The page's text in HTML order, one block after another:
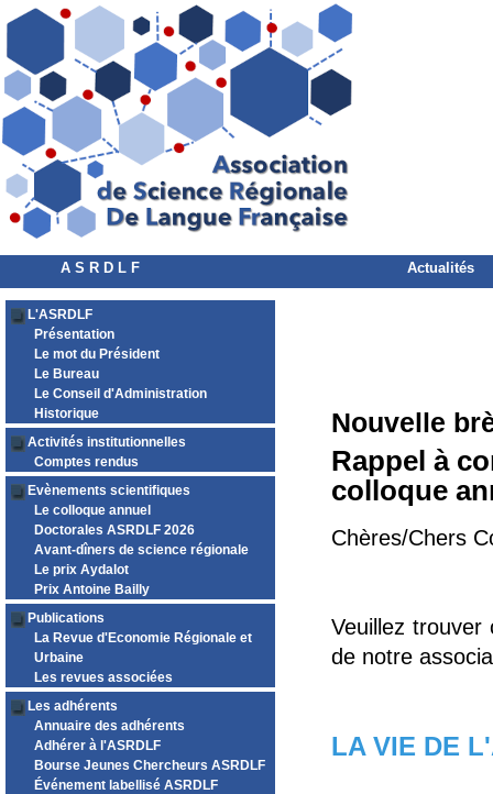
A S R D L F Actualités
L'ASRDLF
Présentation
Le mot du Président
Le Bureau
Le Conseil d'Administration
Historique
Activités institutionnelles
Comptes rendus
Evènements scientifiques
Le colloque annuel
Doctorales ASRDLF 2026
Avant-dîners de science régionale
Le prix Aydalot
Prix Antoine Bailly
Publications
La Revue d'Economie Régionale et
Urbaine
Les revues associées
Les adhérents
Annuaire des adhérents
Adhérer à l'ASRDLF
Bourse Jeunes Chercheurs ASRDLF
Événement labellisé ASRDLF
Nouvelle
Rappel à
colloque
Chères/Chers
Veuillez trouver
de notre
LA VIE DE